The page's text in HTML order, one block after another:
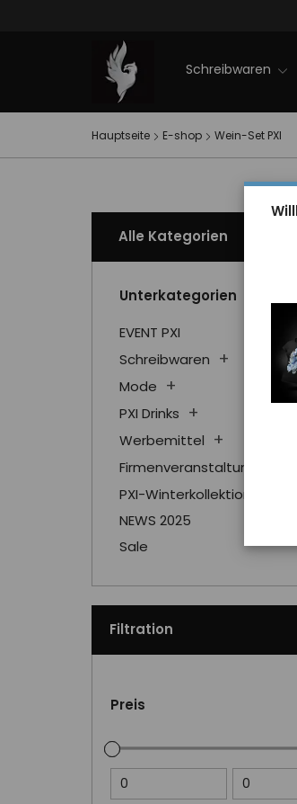
Schreibwaren
NEWS 2025
Sale
PXI-
EVENT PXI
Kontakt
Hauptseite E-shop Wein-Set PXI
Alle Kategorien
Unterkategorien
EVENT PXI
Schreibwaren
Mode
PXI Drinks
Werbemittel
Firmenveranstaltungen
PXI-Winterkollektion
NEWS 2025
Sale
Filtration
Preis
0 0